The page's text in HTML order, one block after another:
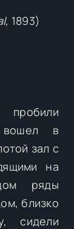
, 1893)
вошел в
зал с
на
ряды
близко
сидели